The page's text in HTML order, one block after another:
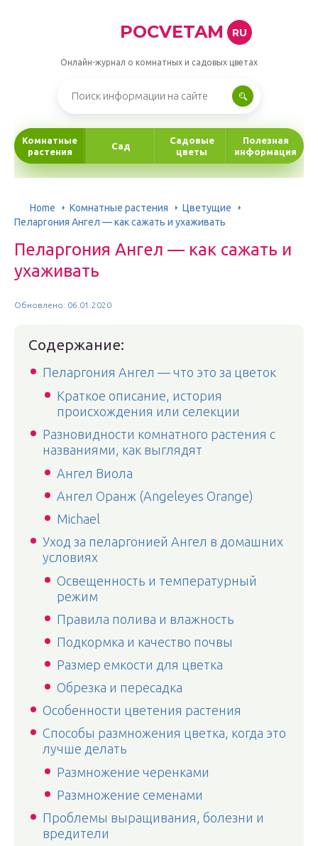
POCVETAM RU
Онлайн-журнал о комнатных и садовых цветах
Комнатные
растения
Сад
Садовые
цветы
Полезная
информация
Home Комнатные растения
Цветущие
Пеларгония Ангел — как сажать и ухаживать
Пеларгония Ангел — как сажать и
ухаживать
Обновлено: 06.01.2020
Содержание:
Пеларгония Ангел — что это за цветок
Краткое описание, история
происхождения или селекции
Разновидности комнатного растения с
названиями, как выглядят
Ангел Виола
Ангел Оранж (Angeleyes Orange)
Michael
Уход за пеларгонией Ангел в домашних
условиях
Освещенность и температурный
режим
Правила полива и влажность
Подкормка и качество почвы
Размер емкости для цветка
Обрезка и пересадка
Особенности цветения растения
Способы размножения цветка, когда это
лучше делать
Размножение черенками
Размножение семенами
Проблемы выращивания, болезни и
вредители